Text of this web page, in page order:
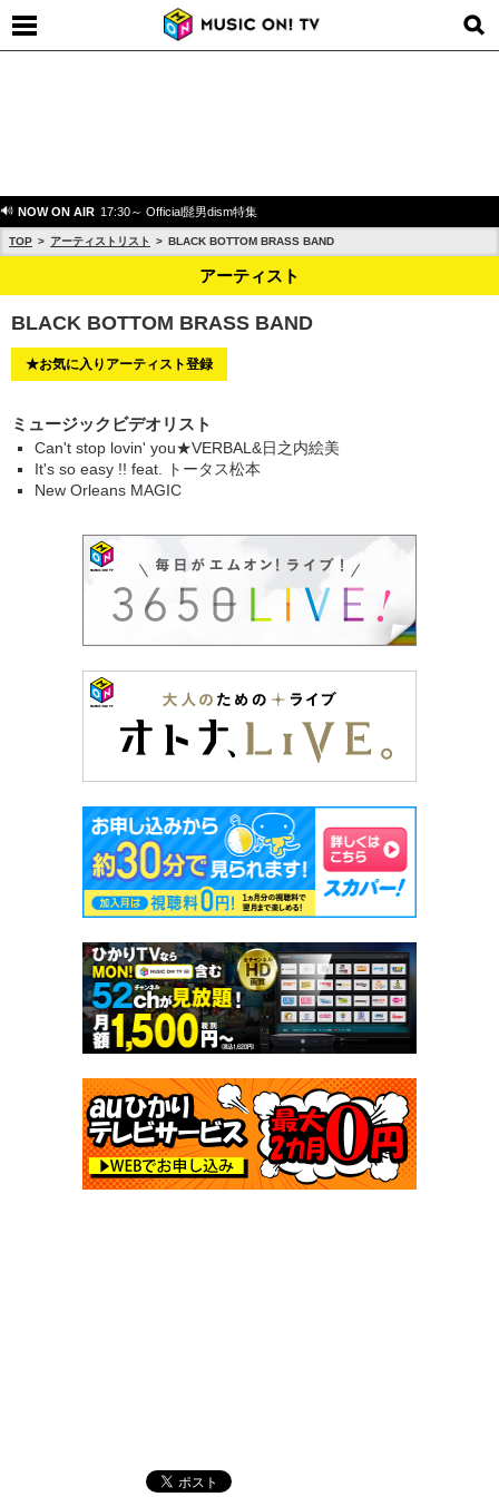
NOW ON AIR 17:30～ Official髭男dism特集
TOP アーティストリスト BLACK BOTTOM BRASS BAND
アーティスト
BLACK BOTTOM BRASS BAND
★お気に入りアーティスト登録
ミュージックビデオリスト
Can't stop lovin' you★VERBAL&日之内絵美
It's so easy !! feat. トータス松本
New Orleans MAGIC